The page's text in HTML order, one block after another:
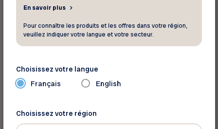
En savoir plus
Pour connaître les produits et les offres dans votre région,
veuillez indiquer votre langue et votre secteur.
Choisissez votre langue
Français English
Choisissez votre région